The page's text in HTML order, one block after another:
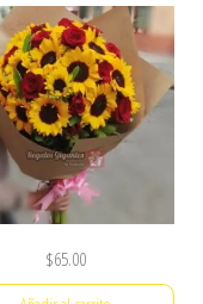
$65.00